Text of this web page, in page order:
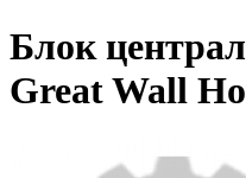
Блок
Great Wall